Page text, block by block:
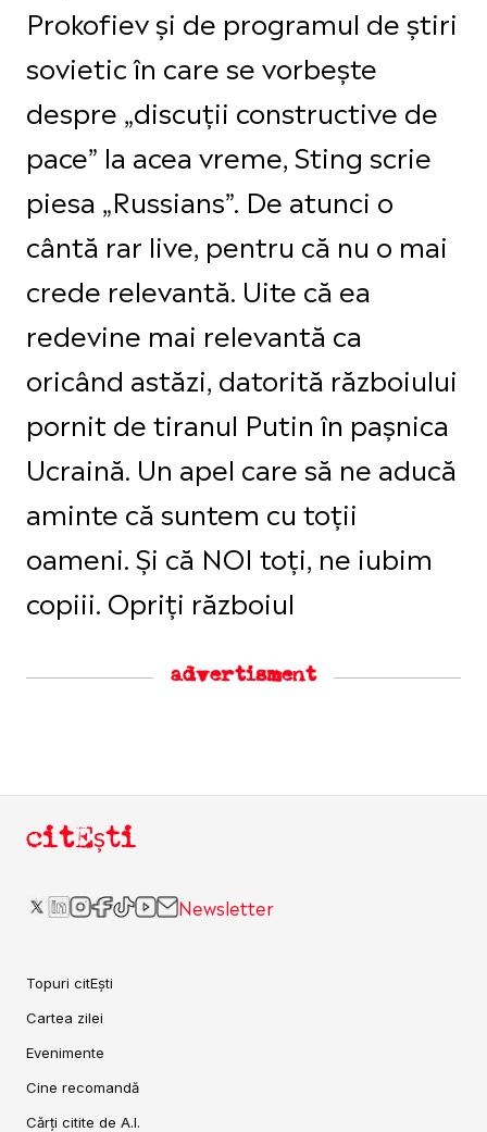
Prokofiev și de programul de știri
sovietic în care se vorbește
despre „discuții constructive de
pace” la acea vreme, Sting scrie
piesa „Russians”. De atunci o
cântă rar live, pentru că nu o mai
crede relevantă. Uite că ea
redevine mai relevantă ca
oricând astăzi, datorită războiului
pornit de tiranul Putin în pașnica
Ucraină. Un apel care să ne aducă
aminte că suntem cu toții
oameni. Și că NOI toți, ne iubim
copiii. Opriți războiul
advertisment
citEști
Newsletter
Topuri citEști
Cartea zilei
Evenimente
Cine recomandă
Cărți citite de A.I.